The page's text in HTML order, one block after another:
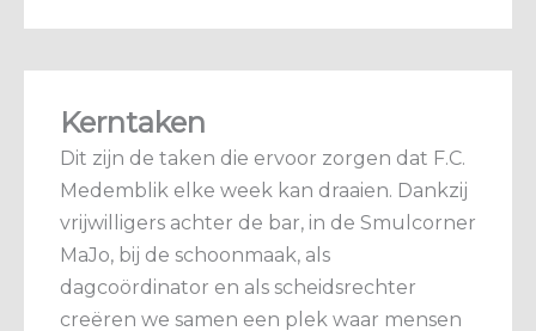
Kerntaken
Dit zijn de taken die ervoor zorgen dat F.C.
Medemblik elke week kan draaien. Dankzij
vrijwilligers achter de bar, in de Smulcorner
MaJo, bij de schoonmaak, als
dagcoördinator en als scheidsrechter
creëren we samen een plek waar mensen